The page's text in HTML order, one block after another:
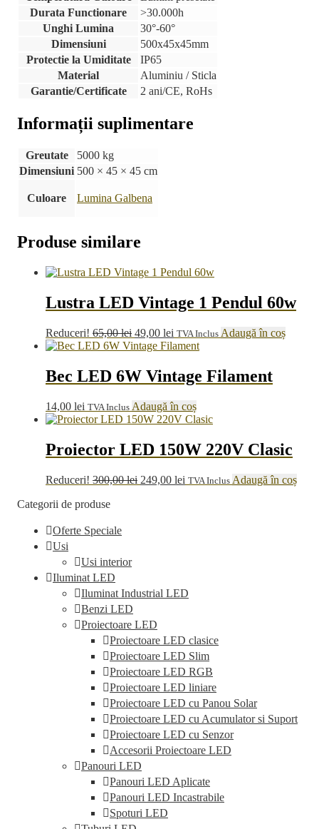
Durata Functionare
>30.000h
Unghi Lumina
30°-60°
Dimensiuni
500x45x45mm
Protectie la Umiditate
IP65
Material
Aluminiu / Sticla
Garantie/Certificate
2 ani/CE, RoHs
Informații suplimentare
Greutate
5000 kg
Dimensiuni 500 × 45 × 45 cm
Culoare Lumina Galbena
Produse similare
Lustra LED Vintage 1 Pendul 60w
Reduceri! 65,00lei Prețul
inițial
fost:
65,00 lei.
49,00 lei Prețul
curent
49,00 lei.
TVA Inclus Adaugă în coș
Bec LED 6W Vintage Filament
14,00 lei TVA Inclus Adaugă în coș
Proiector LED 150W 220V Clasic
Reduceri! 300,00lei Prețul
249,00 lei Prețul
TVA Inclus Adaugă în coș
Categorii de produse
Oferte Speciale
Usi
Usi interior
Iluminat LED
Iluminat Industrial LED
Benzi LED
Proiectoare LED
Proiectoare LED clasice
Proiectoare LED Slim
Proiectoare LED RGB
Proiectoare LED liniare
Proiectoare LED cu Panou Solar
Proiectoare LED cu Acumulator si Suport
Proiectoare LED cu Senzor
Accesorii Proiectoare LED
Panouri LED
Panouri LED Aplicate
Panouri LED Incastrabile
Spoturi LED